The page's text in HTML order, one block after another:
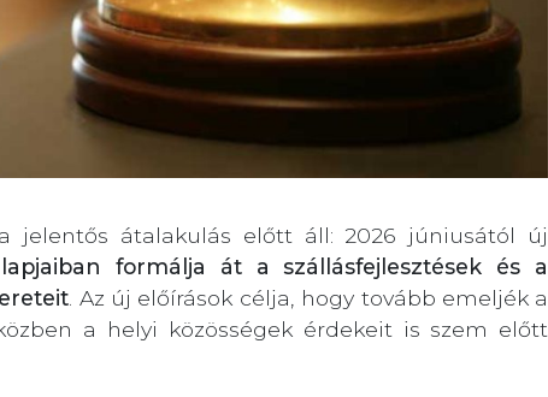
jelentős átalakulás előtt áll: 2026 júniusától új
formálja át a szállásfejlesztések és a
. Az új előírások célja, hogy tovább emeljék a
a helyi közösségek érdekeit is szem előtt